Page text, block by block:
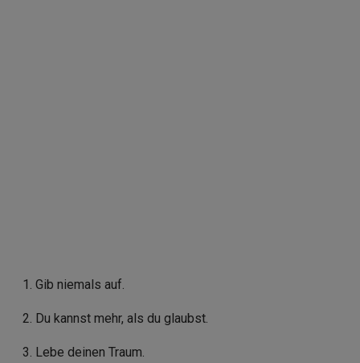
Gib niemals auf.
Du kannst mehr, als du glaubst.
Lebe deinen Traum.